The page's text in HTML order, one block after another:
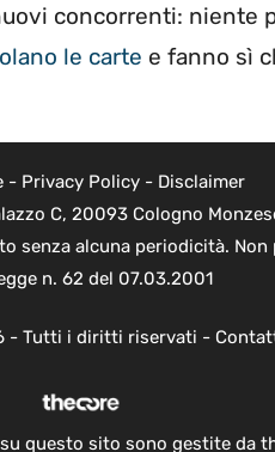
concorrenti: niente
le carte e fanno sì
- Privacy Policy- Disclaimer
C, 20093 Cologno
senza alcuna periodicità.
n. 62 del 07.03.2001
- Tutti i diritti riservati -
questo sito sono gestite da